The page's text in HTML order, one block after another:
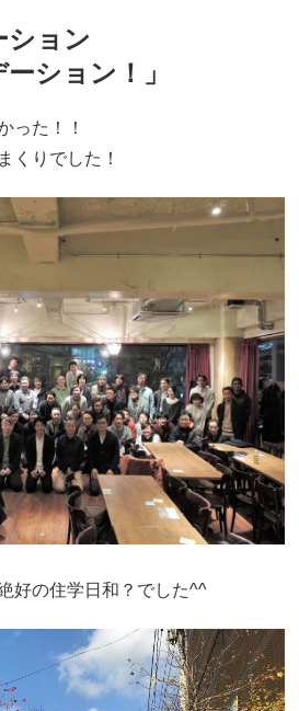
ション
ション！」
った！！
くりでした！
好の住学日和？でした^^